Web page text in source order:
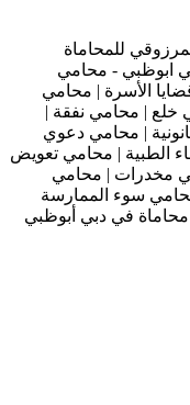
للمحاماة
ابوظبي - محامي
الأسرة | محامي
خلع | محامي نفقة |
| محامي دعوي
الطبية | محامي تعويض
مخدرات | محامي
سوء الممارسة
محاماة في دبي أبوظبي